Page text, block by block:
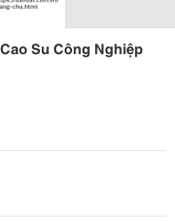
Su Công Nghiệp